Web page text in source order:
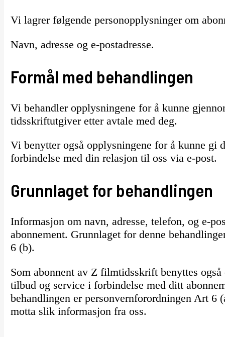
Vi lagrer følgende personopplysninger om
Navn, adresse og e-postadresse.
Formål med behandlingen
Vi behandler opplysningene for å kunne
tidsskriftutgiver etter avtale med deg.
Vi benytter også opplysningene for å kunne gi
forbindelse med din relasjon til oss via e-post.
Grunnlaget for behandlingen
Informasjon om navn, adresse, telefon, og e-
abonnement. Grunnlaget for denne
6 (b).
Som abonnent av Z filmtidsskrift benyttes
tilbud og service i forbindelse med ditt
behandlingen er personvernforordningen Art 6
motta slik informasjon fra oss.